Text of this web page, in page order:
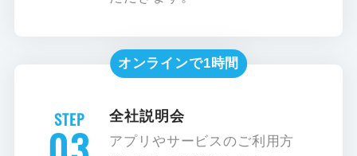
オンラインで1時間
全社説明会
アプリやサービスのご利用方